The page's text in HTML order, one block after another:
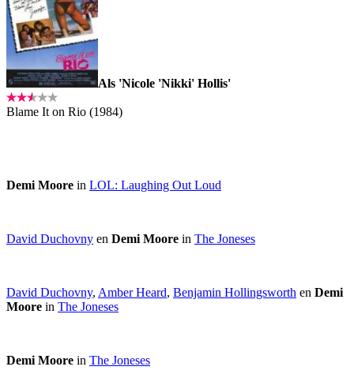
Als 'Nicole 'Nikki' Hollis'
Blame It on Rio (1984)
Demi Moore in LOL: Laughing Out Loud
David Duchovny en Demi Moore in The Joneses
David Duchovny, Amber Heard, Benjamin Hollingsworth en Demi
Moore in The Joneses
Demi Moore in The Joneses